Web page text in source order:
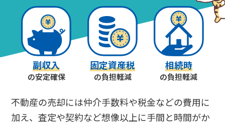
副収入
の安定確保
固定資産税
の負担軽減
相続時
の負担軽減
不動産の売却には仲介手数料や税金などの費用に
加え、査定や契約など想像以上に手間と時間がか